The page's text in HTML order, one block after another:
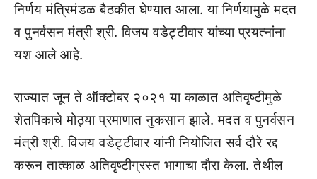
निर्णय मंत्रिमंडळ बैठकीत घेण्यात आला. या निर्णयामुळे मदत
व पुनर्वसन मंत्री श्री. विजय वडेट्टीवार यांच्या प्रयत्नांना
यश आले आहे.
राज्यात जून ते ऑक्टोबर २०२१ या काळात अतिवृष्टीमुळे
शेतपिकाचे मोठ्या प्रमाणात नुकसान झाले. मदत व पुनर्वसन
मंत्री श्री. विजय वडेट्टीवार यांनी नियोजित सर्व दौरे रद्द
करून तात्काळ अतिवृष्टीग्रस्त भागाचा दौरा केला. तेथील